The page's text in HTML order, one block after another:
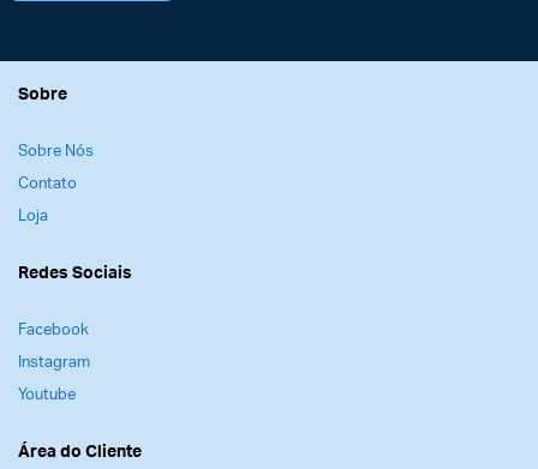
Sobre
Sobre Nós
Contato
Loja
Redes Sociais
Facebook
Instagram
Youtube
Área do Cliente